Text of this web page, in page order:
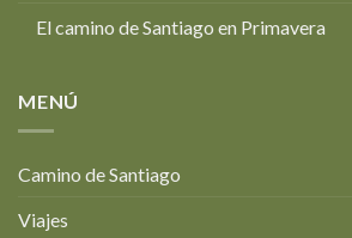
El camino de Santiago en Primavera
MENÚ
Camino de Santiago
Viajes